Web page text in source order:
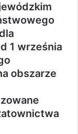
1 września
obszarze